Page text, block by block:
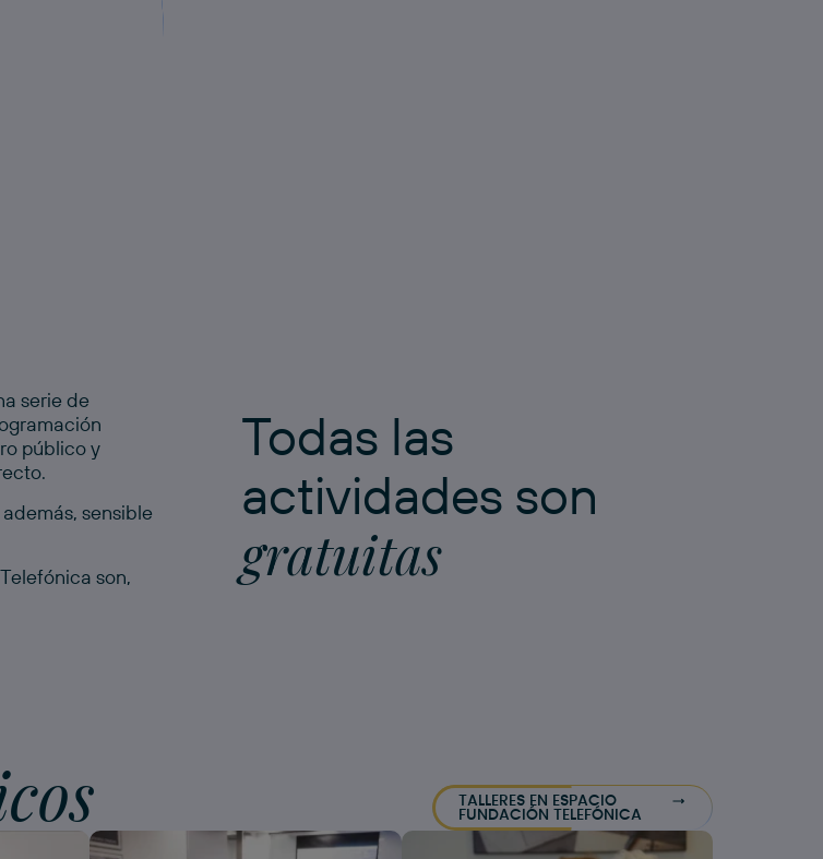
serie de
público y
sensible
son,
Todas las
actividades son
gratuitas
TALLERES EN ESPACIO
FUNDACIÓN TELEFÓNICA